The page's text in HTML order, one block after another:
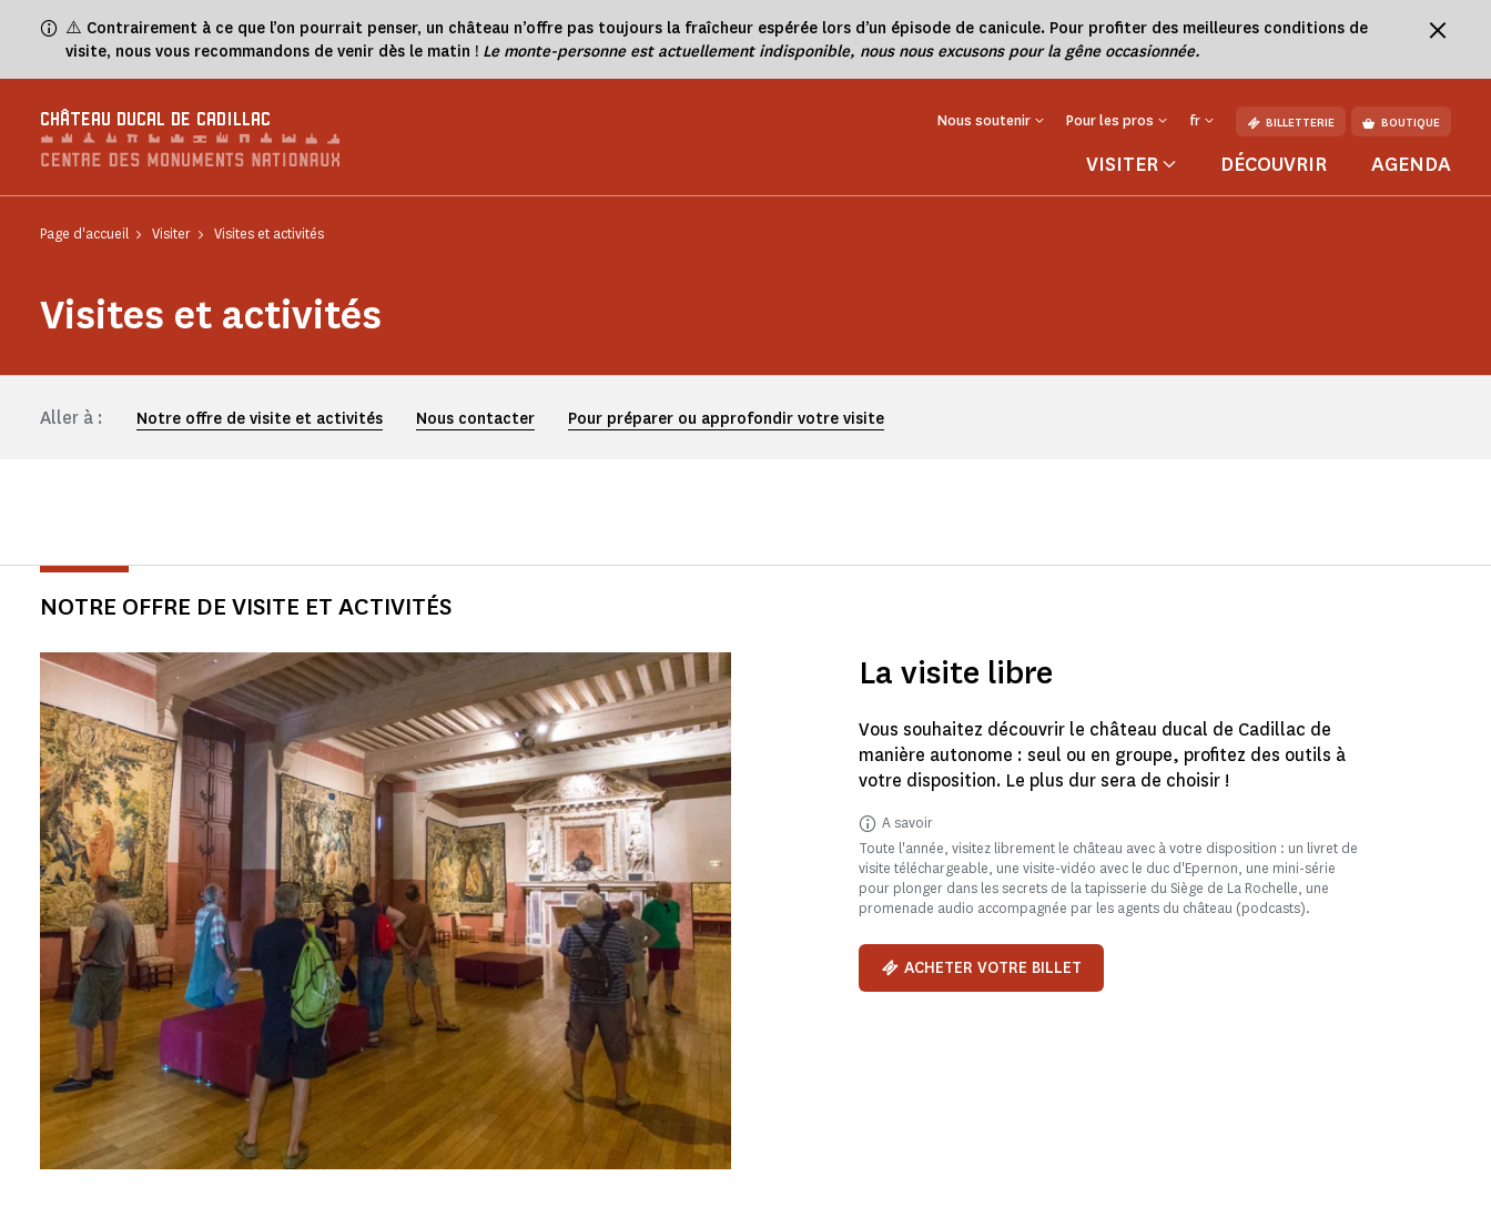
⚠️ Contrairement à ce que l’on pourrait penser, un château n’offre pas toujours la fraîcheur espérée lors d’un épisode de canicule. Pour profiter des meilleures conditions de
visite, nous vous recommandons de venir dès le matin ! Le monte-personne est actuellement indisponible, nous nous excusons pour la gêne occasionnée.
CHÂTEAU DUCAL DE CADILLAC Nous soutenir Pour les pros fr BILLETTERIE BOUTIQUE
VISITER DÉCOUVRIR AGENDA
Page d'accueil Visiter Visites et activités
Visites et activités
Aller à : Notre offre de visite et activités Nous contacter Pour préparer ou approfondir votre visite
NOTRE OFFRE DE VISITE ET ACTIVITÉS
La visite libre
Vous souhaitez découvrir le château ducal de Cadillac de
manière autonome : seul ou en groupe, profitez des outils à
votre disposition. Le plus dur sera de choisir !
A savoir
Toute l'année, visitez librement le château avec à votre disposition : un livret de
visite téléchargeable, une visite-vidéo avec le duc d'Epernon, une mini-série
pour plonger dans les secrets de la tapisserie du Siège de La Rochelle, une
promenade audio accompagnée par les agents du château (podcasts).
ACHETER VOTRE BILLET